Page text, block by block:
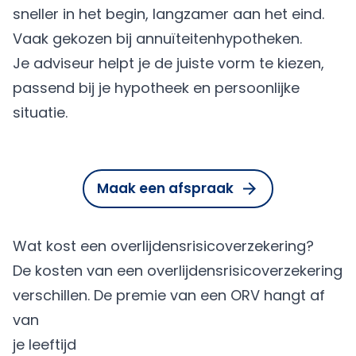
sneller in het begin, langzamer aan het eind.
Vaak gekozen bij annuïteitenhypotheken.
Je adviseur helpt je de juiste vorm te kiezen,
passend bij je hypotheek en persoonlijke
situatie.
Maak een afspraak
Wat kost een overlijdensrisicoverzekering?
De kosten van een overlijdensrisicoverzekering
verschillen. De premie van een ORV hangt af
van
je leeftijd